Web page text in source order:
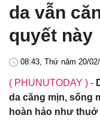
da vẫn
quyết này
08:43, Thứ năm 20/
( PHUNUTODAY ) -
da căng mịn, sống
hoàn hảo như